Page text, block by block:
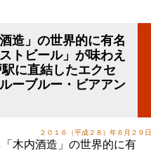
造」の世界的に有名
トビール」が味わえ
に直結したエクセ
ーブルー・ビアアン
２０１６（平成２８）年６月２９日
木内酒造」の世界的に有